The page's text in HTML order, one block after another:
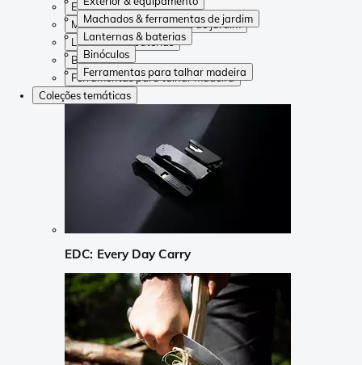
Machados & ferramentas de jardim
Lanternas & baterias
Binóculos
Ferramentas para talhar madeira
Exterior & equipamento
Machados & ferramentas de jardim
Lanternas & baterias
Binóculos
Ferramentas para talhar madeira
Coleções temáticas
EDC: Every Day Carry